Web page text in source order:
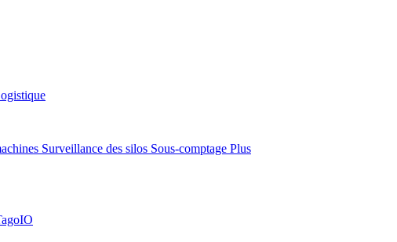
Surveillance des silos Sous-comptage Plus